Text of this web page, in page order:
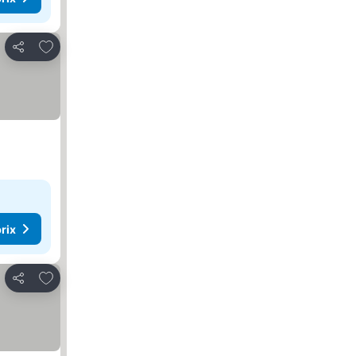
Partager
Ajouter à mes favoris
Partager
Ajouter à mes favoris